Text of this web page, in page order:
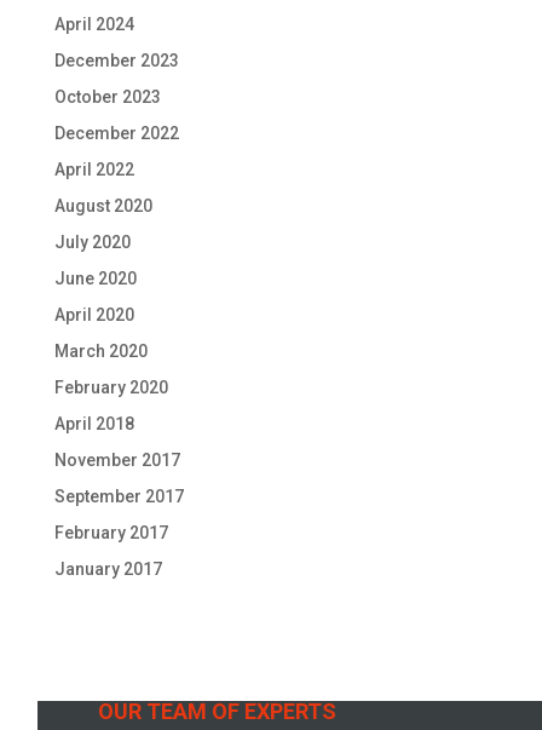
April 2024
December 2023
October 2023
December 2022
April 2022
August 2020
July 2020
June 2020
April 2020
March 2020
February 2020
April 2018
November 2017
September 2017
February 2017
January 2017
OUR TEAM OF EXPERTS